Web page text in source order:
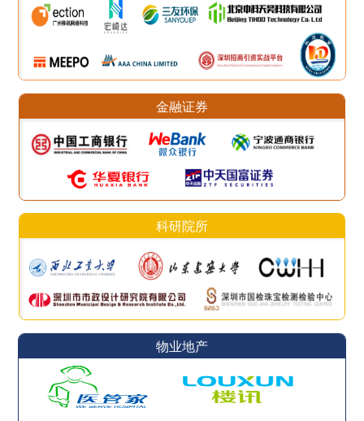
金融证券
科研院所
物业地产